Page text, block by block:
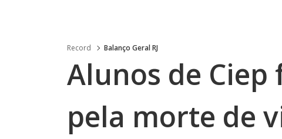
Record Balanço Geral RJ
Alunos de
pela morte de